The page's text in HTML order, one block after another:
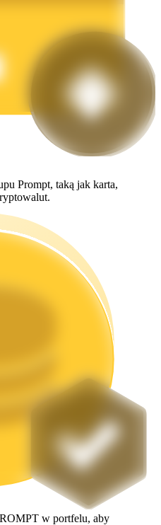
nagrody
dostęp
aby zarabiać na popularnych
Prompt, taką jak karta,
w portfelu, aby